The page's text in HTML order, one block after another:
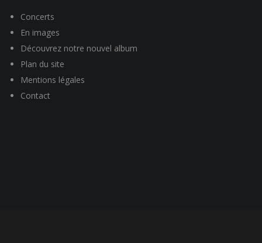
Concerts
En images
Découvrez notre nouvel album
Plan du site
Mentions légales
Contact